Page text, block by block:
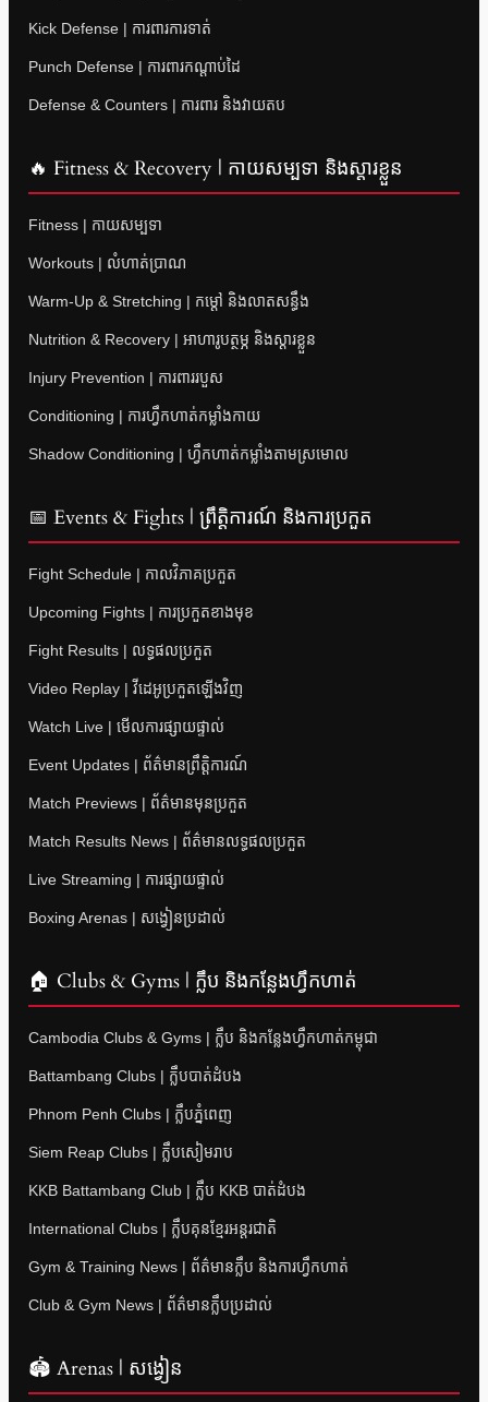
Kick Defense | ការពារការទាត់
Punch Defense | ការពារកណ្តាប់ដៃ
Defense & Counters | ការពារ និងវាយតប
🔥 Fitness & Recovery | កាយសម្បទា និងស្តារខ្លួន
Fitness | កាយសម្បទា
Workouts | លំហាត់ប្រាណ
Warm-Up & Stretching | កម្តៅ និងលាតសន្ធឹង
Nutrition & Recovery | អាហារូបត្ថម្ភ និងស្តារខ្លួន
Injury Prevention | ការពាររបួស
Conditioning | ការហ្វឹកហាត់កម្លាំងកាយ
Shadow Conditioning | ហ្វឹកហាត់កម្លាំងតាមស្រមោល
📅 Events & Fights | ព្រឹត្តិការណ៍ និងការប្រកួត
Fight Schedule | កាលវិភាគប្រកួត
Upcoming Fights | ការប្រកួតខាងមុខ
Fight Results | លទ្ធផលប្រកួត
Video Replay | វីដេអូប្រកួតឡើងវិញ
Watch Live | មើលការផ្សាយផ្ទាល់
Event Updates | ព័ត៌មានព្រឹត្តិការណ៍
Match Previews | ព័ត៌មានមុនប្រកួត
Match Results News | ព័ត៌មានលទ្ធផលប្រកួត
Live Streaming | ការផ្សាយផ្ទាល់
Boxing Arenas | សង្វៀនប្រដាល់
🏠 Clubs & Gyms | ក្លឹប និងកន្លែងហ្វឹកហាត់
Cambodia Clubs & Gyms | ក្លឹប និងកន្លែងហ្វឹកហាត់កម្ពុជា
Battambang Clubs | ក្លឹបបាត់ដំបង
Phnom Penh Clubs | ក្លឹបភ្នំពេញ
Siem Reap Clubs | ក្លឹបសៀមរាប
KKB Battambang Club | ក្លឹប KKB បាត់ដំបង
International Clubs | ក្លឹបគុនខ្មែរអន្តរជាតិ
Gym & Training News | ព័ត៌មានក្លឹប និងការហ្វឹកហាត់
Club & Gym News | ព័ត៌មានក្លឹបប្រដាល់
🏟 Arenas | សង្វៀន